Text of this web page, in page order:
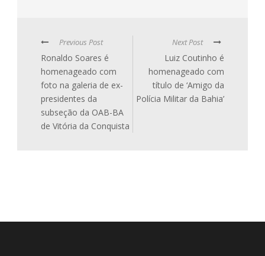
Previous Post
Ronaldo Soares é
homenageado com
foto na galeria de ex-
presidentes da
subseção da OAB-BA
de Vitória da Conquista
Next Post
Luiz Coutinho é
homenageado com
título de ‘Amigo da
Polícia Militar da Bahia’